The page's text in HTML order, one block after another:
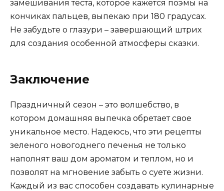
замешивания теста, которое кажется поэмы на
кончиках пальцев, выпекаю при 180 градусах.
Не забудьте о глазури – завершающий штрих
для создания особенной атмосферы сказки.
Заключение
Праздничный сезон – это волшебство, в
котором домашняя выпечка обретает свое
уникальное место. Надеюсь, что эти рецепты
зеленого новогоднего печенья не только
наполнят ваш дом ароматом и теплом, но и
позволят на мгновение забыть о суете жизни.
Каждый из вас способен создавать кулинарные